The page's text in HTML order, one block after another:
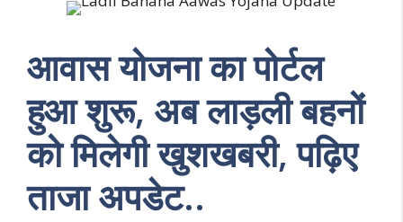
आवास योजना का पोर्टल
हुआ शुरू, अब लाड़ली बहनों
को मिलेगी खुशखबरी, पढ़िए
ताजा अपडेट..